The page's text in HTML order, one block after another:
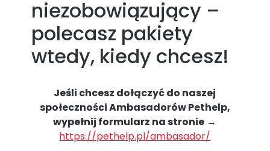
niezobowiązujący –
polecasz pakiety
wtedy, kiedy chcesz!
Jeśli chcesz dołączyć do naszej
społeczności Ambasadorów Pethelp,
wypełnij formularz na stronie →
https://pethelp.pl/ambasador/